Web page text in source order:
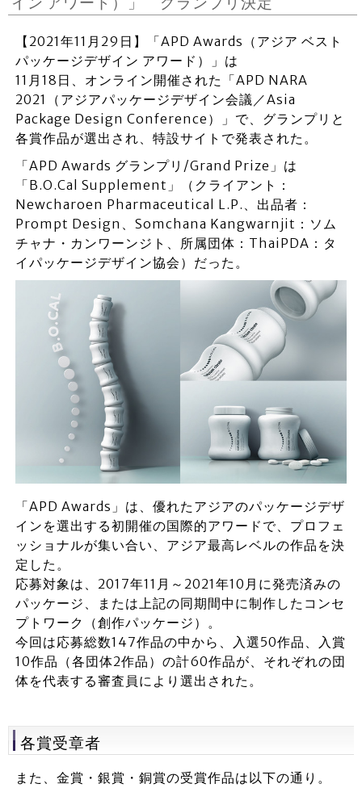
【2021年11月29日】「APD Awards（アジア ベスト
パッケージデザイン アワード）」は
11月18日、オンライン開催された「APD NARA
2021（アジアパッケージデザイン会議／Asia
Package Design Conference）」で、グランプリと
各賞作品が選出され、特設サイトで発表された。
「APD Awards グランプリ/Grand Prize」は
「B.O.Cal Supplement」（クライアント：
Newcharoen Pharmaceutical L.P.、出品者：
Prompt Design、Somchana Kangwarnjit：ソム
チャナ・カンワーンジト、所属団体：ThaiPDA：タ
イパッケージデザイン協会）だった。
「APD Awards」は、優れたアジアのパッケージデザ
インを選出する初開催の国際的アワードで、プロフェ
ッショナルが集い合い、アジア最高レベルの作品を決
定した。
応募対象は、2017年11月～2021年10月に発売済みの
パッケージ、または上記の同期間中に制作したコンセ
プトワーク（創作パッケージ）。
今回は応募総数147作品の中から、入選50作品、入賞
10作品（各団体2作品）の計60作品が、それぞれの団
体を代表する審査員により選出された。
各賞受章者
また、金賞・銀賞・銅賞の受賞作品は以下の通り。